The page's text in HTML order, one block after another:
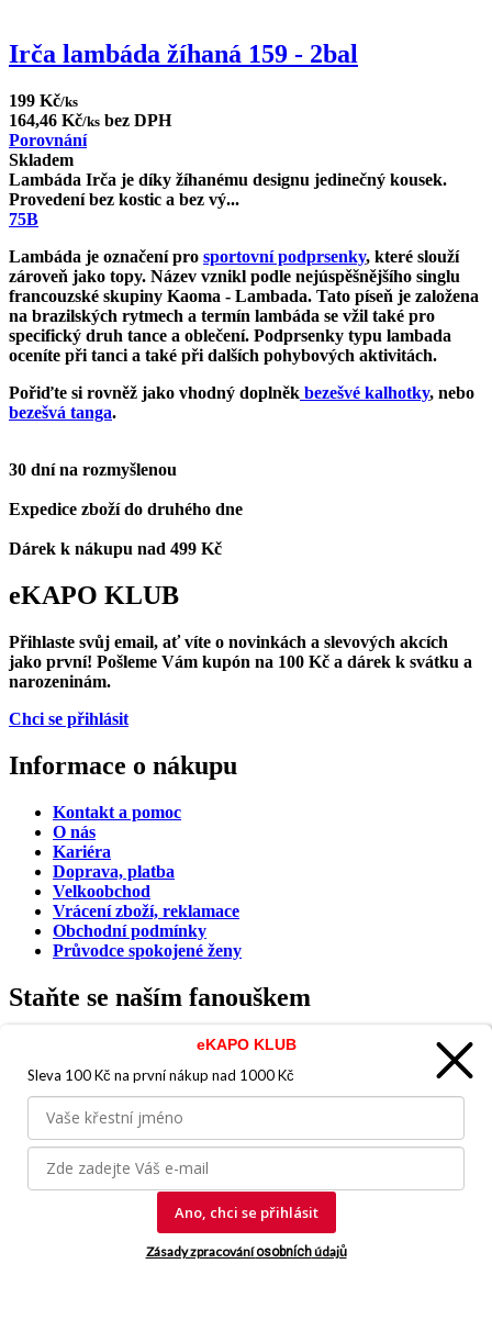
Irča lambáda žíhaná 159 - 2bal
199 Kč/ks
164,46 Kč/ks bez DPH
Porovnání
Skladem
Lambáda Irča je díky žíhanému designu jedinečný kousek.
Provedení bez kostic a bez vý...
75B
Lambáda je označení pro sportovní podprsenky, které slouží
zároveň jako topy. Název vznikl podle nejúspěšnějšího singlu
francouzské skupiny Kaoma - Lambada. Tato píseň je založena
na brazilských rytmech a termín lambáda se vžil také pro
specifický druh tance a oblečení. Podprsenky typu lambada
oceníte při tanci a také při dalších pohybových aktivitách.
Pořiďte si rovněž jako vhodný doplněk bezešvé kalhotky, nebo
bezešvá tanga.
30 dní na rozmyšlenou
Expedice zboží do druhého dne
Dárek k nákupu nad 499 Kč
eKAPO KLUB
Přihlaste svůj email, ať víte o novinkách a slevových akcích
jako první! Pošleme Vám kupón na 100 Kč a dárek k svátku a
narozeninám.
Chci se přihlásit
Informace o nákupu
Kontakt a pomoc
O nás
Kariéra
Doprava, platba
Velkoobchod
Vrácení zboží, reklamace
Obchodní podmínky
Průvodce spokojené ženy
Staňte se naším fanouškem
Jsme důvěryhodný obchod
Obchodní podmínkyGDPRMapa stránek
eKAPO KLUB
Sleva 100 Kč na první nákup nad 1000 Kč
Ano, chci se přihlásit
Zásady zpracováníosobníchúdajů